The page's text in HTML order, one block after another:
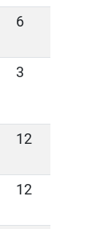
6
3
12
12